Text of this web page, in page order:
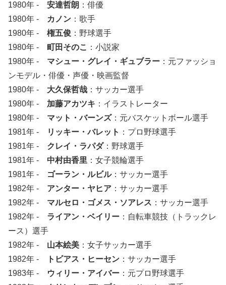
1980年 - 安達哲朗 ：俳優
1980年 - カノン ：歌手
1980年 - 権五俊 ：野球選手
1980年 - 町田そのこ ：小説家
1980年 - マシュー・グレイ・ギュブラー ：元ファッショ
ンモデル・俳優・声優・映画監督
1980年 - 大久保哲哉 ：サッカー選手
1980年 - 加藤アカツキ ：イラストレーター
1980年 - マット・バーンズ：元バスケットボール選手
1981年 -
リッキー・バレット ：プロ野球選手
1981年 - クレイ・ラパダ：野球選手
1981年 - 中村由香里 ：女子競輪選手
1981年 -
ゴーラン・ルビル：サッカー選手
1982年 - アンター・ヤヒア ：サッカー選手
1982年 - マルセロ・ゴメス・ソアレス ：サッカー選手
1982年 - ライアン・ベイリー ：自転車競技（トラックレ
ース）選手
1982年 - 山本絵美 ：女子サッカー選手
1982年 -
トビアス・ヒーセン ：サッカー選手
1983年 -
ウィリー・アイバー ：元プロ野球選手